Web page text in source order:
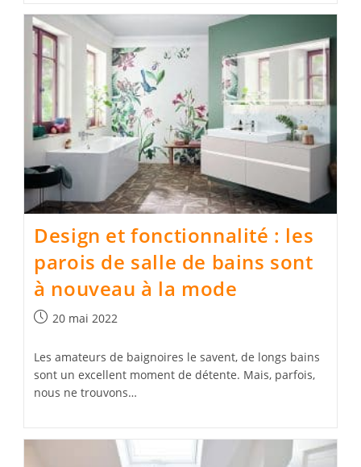
Design et fonctionnalité : les
parois de salle de bains sont
à nouveau à la mode
Publication
20 mai 2022
Les amateurs de baignoires le savent, de longs bains
sont un excellent moment de détente. Mais, parfois,
nous ne trouvons…